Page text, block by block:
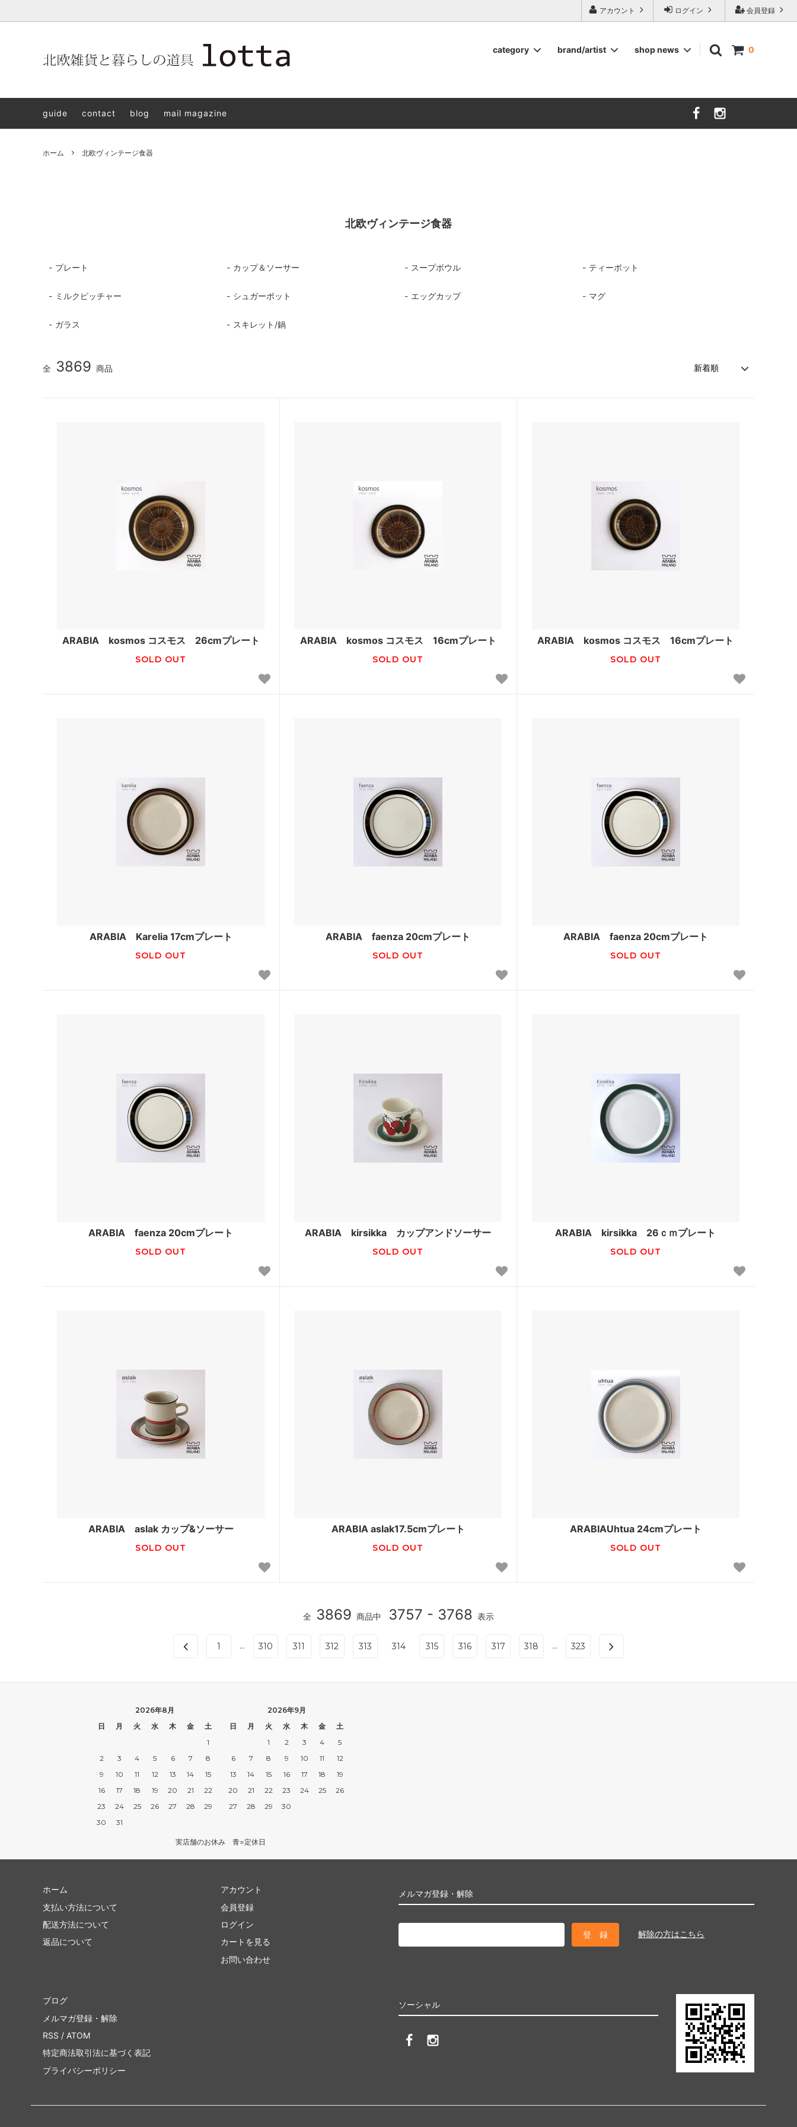
北欧雑貨と暮らしの道具lotta 神戸にある北欧雑貨と暮らしの道具ロッタのオンラインストア【アラビア,クイストゴーなどの北欧ヴィンテージ食器,雅峰窯やソルテグラスジュエリーなどの作家の作品が並びます】
会員登録
ログイン
アカウント
0
category
アクセサリー
brand/artist
STAVANGERFLINT
shop news
guide
contact blog mail magazine
ホーム 北欧ヴィンテージ食器
北欧ヴィンテージ食器
プレート カップ＆ソーサー スープボウル ティーポット
ミルクピッチャー シュガーポット エッグカップ マグ
ガラス スキレット/鍋
全 3869 商品
ARABIA kosmos コスモス 26cmプレート
SOLD OUT
ARABIA kosmos コスモス 16cmプレート
SOLD OUT
ARABIA kosmos コスモス 16cmプレート
SOLD OUT
ARABIA Karelia 17cmプレート
SOLD OUT
ARABIA faenza 20cmプレート
SOLD OUT
ARABIA faenza 20cmプレート
SOLD OUT
ARABIA faenza 20cmプレート
SOLD OUT
ARABIA kirsikka カップアンドソーサー
SOLD OUT
ARABIA kirsikka 26ｃｍプレート
SOLD OUT
ARABIA aslak カップ&ソーサー
SOLD OUT
ARABIA aslak17.5cmプレート
SOLD OUT
ARABIAUhtua 24cmプレート
SOLD OUT
全 3869 商品中 3757 - 3768 表示
1 ... 310 311 312 313 314 315 316 317 318 ... 323
2026年8月
日
月 火 水 木 金
土
1
2
3 4 5 6 7
8
9
10 11 12 13 14
15
16
17 18 19 20 21
22
23
24 25 26 27 28
29
30
31
2026年9月
日
月 火 水 木 金
土
1
2 3 4
5
6
7 8 9 10 11
12
13
14 15 16 17 18
19
20
21 22 23 24 25
26
27
28 29 30
実店舗のお休み 青=定休日
メルマガ登録・解除
解除の方はこちら
ホーム
支払い方法について
配送方法について
返品について
アカウント
会員登録
ログイン
カートを見る
お問い合わせ
ソーシャル
ブログ
メルマガ登録・解除
RSS / ATOM
特定商法取引法に基づく表記
プライバシーポリシー